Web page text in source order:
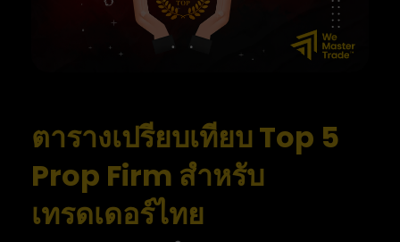
ตารางเปรียบเทียบ Top 5
Prop Firm สำหรับ
เทรดเดอร์ไทย